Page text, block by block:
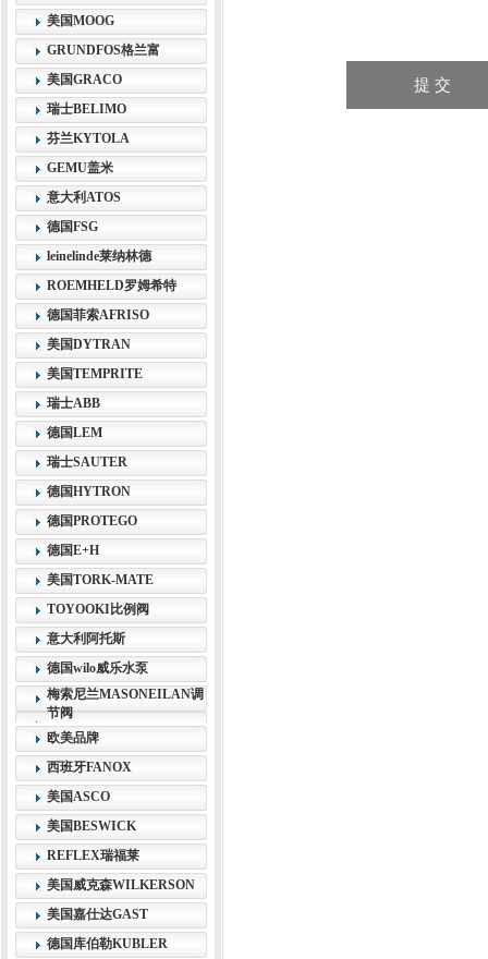
美国MOOG
GRUNDFOS格兰富
美国GRACO
瑞士BELIMO
芬兰KYTOLA
GEMU盖米
意大利ATOS
德国FSG
leinelinde莱纳林德
ROEMHELD罗姆希特
德国菲索AFRISO
美国DYTRAN
美国TEMPRITE
瑞士ABB
德国LEM
瑞士SAUTER
德国HYTRON
德国PROTEGO
德国E+H
美国TORK-MATE
TOYOOKI比例阀
意大利阿托斯
德国wilo威乐水泵
梅索尼兰MASONEILAN调
节阀
欧美品牌
西班牙FANOX
美国ASCO
美国BESWICK
REFLEX瑞福莱
美国威克森WILKERSON
美国嘉仕达GAST
德国库伯勒KUBLER